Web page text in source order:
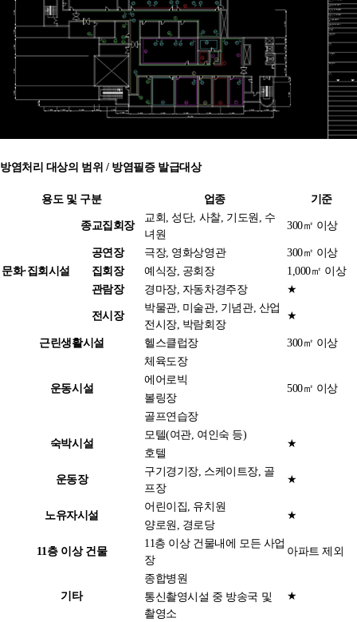
방염처리 대상의 범위 / 방염필증 발급대상
용도 및 구분 업종 기준
문화·집회시설
종교집회장
교회, 성단, 사찰, 기도원, 수
녀원
300㎡ 이상
공연장 극장, 영화상영관
300㎡ 이상
집회장
예식장, 공회장
1,000㎡ 이상
관람장
경마장, 자동차경주장 ★
전시장
박물관, 미술관, 기념관, 산업
전시장, 박람회장
★
근린생활시설 헬스클럽장 300㎡ 이상
운동시설
체육도장
500㎡ 이상
에어로빅
볼링장
골프연습장
숙박시설
모텔(여관, 여인숙 등)
★
호텔
운동장
구기경기장, 스케이트장, 골
프장
★
노유자시설
어린이집, 유치원
★
양로원, 경로당
11층 이상 건물
11층 이상 건물내에 모든 사업
장
아파트 제외
기타
종합병원
★
통신촬영시설 중 방송국 및
촬영소